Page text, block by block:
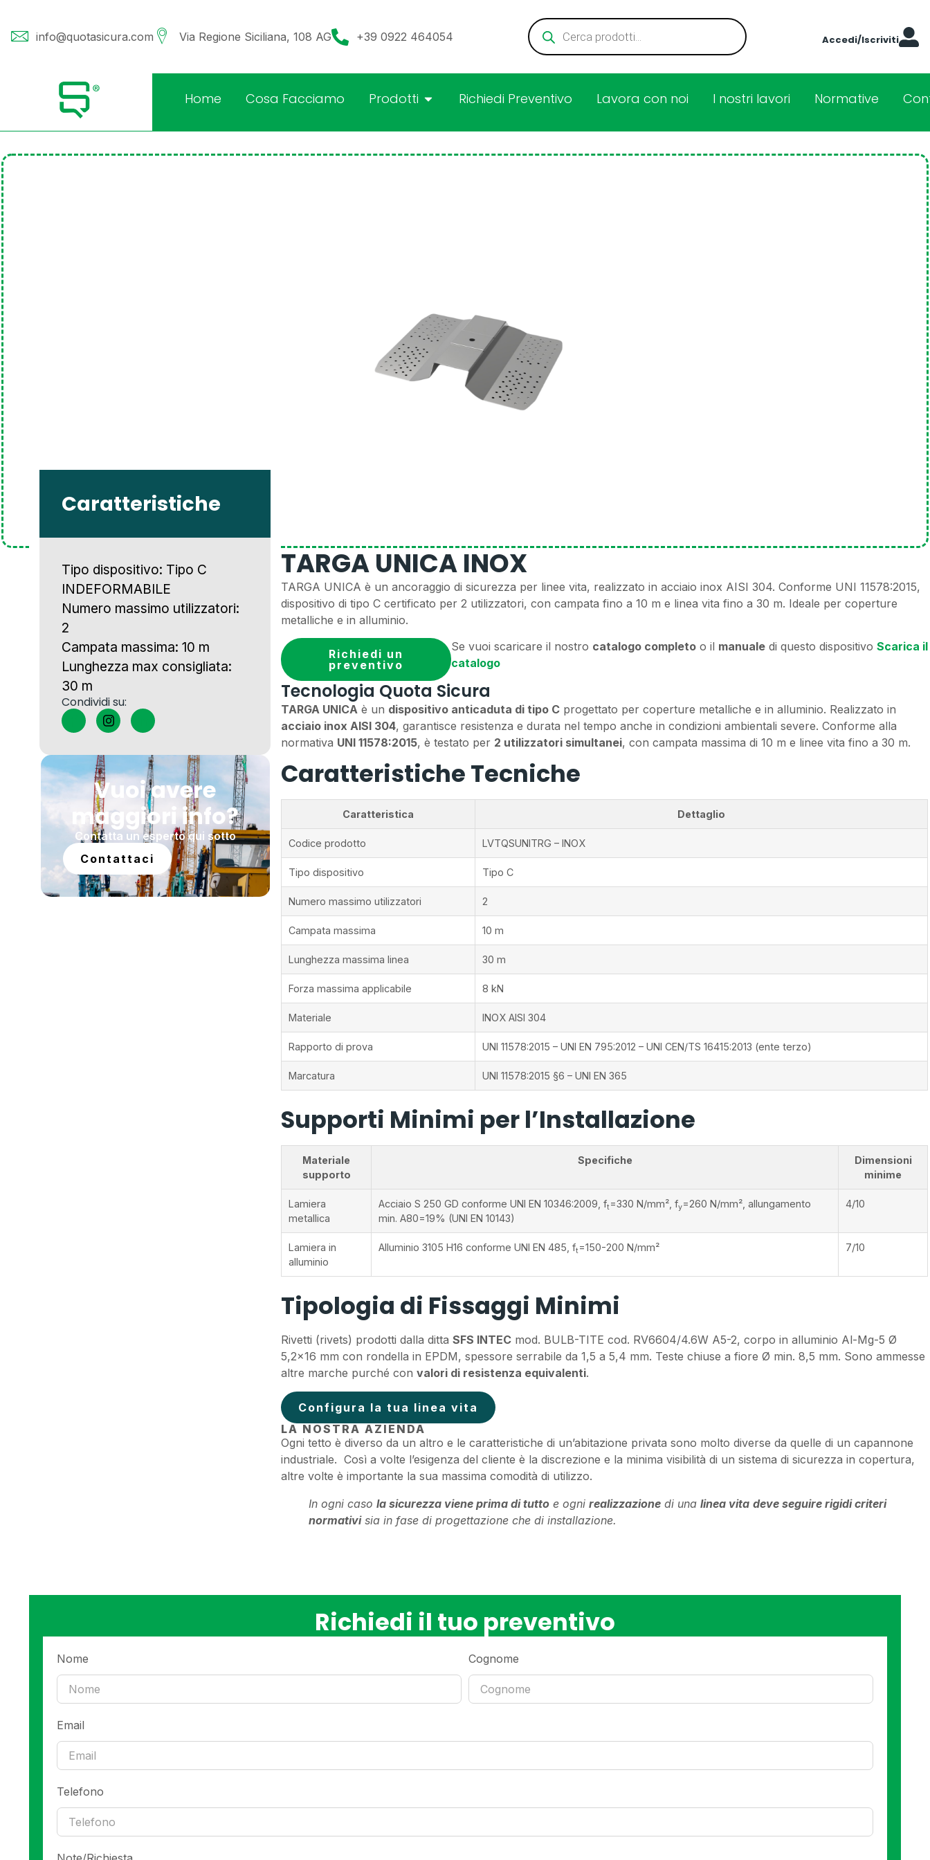
info@quotasicura.com Via Regione Siciliana, 108 AG +39 0922 464054 Accedi/Iscriviti
Home Cosa Facciamo Prodotti Richiedi Preventivo Lavora con noi I nostri lavori Normative
Caratteristiche
Tipo dispositivo: Tipo C
INDEFORMABILE
Numero massimo utilizzatori:
2
Campata massima: 10 m
Lunghezza max consigliata:
30 m
Condividi su:
Vuoi avere
maggiori info?
Contatta un esperto qui sotto
Contattaci
TARGA UNICA INOX
TARGA UNICA è un ancoraggio di sicurezza per linee vita, realizzato in acciaio inox AISI 304. Conforme UNI 11578:2015,
dispositivo di tipo C certificato per 2 utilizzatori, con campata fino a 10 m e linea vita fino a 30 m. Ideale per coperture
metalliche e in alluminio.
Richiedi un
preventivo
Se vuoi scaricare il nostro catalogo completoo il manualedi questo dispositivo Scarica il
catalogo
Tecnologia Quota Sicura
TARGA UNICA è un dispositivo anticaduta di tipo C progettato per coperture metalliche e in alluminio. Realizzato in
acciaio inox AISI 304, garantisce resistenza e durata nel tempo anche in condizioni ambientali severe. Conforme alla
normativa UNI 11578:2015, è testato per 2 utilizzatori simultanei, con campata massima di 10 m e linee vita fino a 30 m.
Caratteristiche Tecniche
Caratteristica Dettaglio
Codice prodotto LVTQSUNITRG – INOX
Tipo dispositivo Tipo C
Numero massimo utilizzatori 2
Campata massima 10 m
Lunghezza massima linea 30 m
Forza massima applicabile 8 kN
Materiale INOX AISI 304
Rapporto di prova UNI 11578:2015 – UNI EN 795:2012 – UNI CEN/TS 16415:2013 (ente terzo)
Marcatura UNI 11578:2015 §6 – UNI EN 365
Supporti Minimi per l’Installazione
Materiale
supporto
Specifiche
Dimensioni
minime
Lamiera
metallica
Acciaio S 250 GD conforme UNI EN 10346:2009, ft=330 N/mm², fy=260 N/mm², allungamento
min. A80=19% (UNI EN 10143)
4/10
Lamiera in
alluminio
Alluminio 3105 H16 conforme UNI EN 485, ft=150-200 N/mm² 7/10
Tipologia di Fissaggi Minimi
Rivetti (rivets) prodotti dalla dittaSFS INTEC mod. BULB-TITE cod. RV6604/4.6W A5-2, corpo in alluminio Al-Mg-5 Ø
5,2×16 mm con rondella in EPDM, spessore serrabile da 1,5 a 5,4 mm. Teste chiuse a fiore Ø min. 8,5 mm. Sono ammesse
altre marche purché convalori di resistenza equivalenti.
Configura la tua linea vita
LA NOSTRA AZIENDA
Ogni tetto è diverso da un altro e le caratteristiche di un’abitazione privata sono molto diverse da quelle di un capannone
industriale. Così a volte l’esigenza del cliente è la discrezione e la minima visibilità di un sistema di sicurezza in copertura,
altre volte è importante la sua massima comodità di utilizzo.
In ogni casola sicurezza viene prima di tutto e ognirealizzazione di unalinea vita deve seguire rigidi criteri
normativisia in fase di progettazione che di installazione.
Richiedi il tuo preventivo
Nome Cognome
Email
Telefono